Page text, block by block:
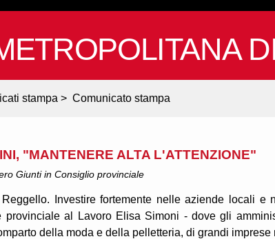
stampa > Comunicato stampa
"MANTENERE ALTA L'ATTENZIONE"
Giunti in Consiglio provinciale
Investire fortemente nelle aziende locali e
provinciale al Lavoro Elisa Simoni - dove gli
della moda e della pelletteria, di grandi imprese